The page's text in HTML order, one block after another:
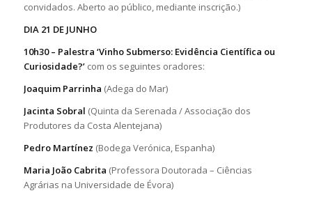
convidados. Aberto ao público, mediante inscrição.)
DIA 21 DE JUNHO
10h30 – Palestra ‘Vinho Submerso: Evidência Científica ou
Curiosidade?’com os seguintes oradores:
Joaquim Parrinha (Adega do Mar)
Jacinta Sobral (Quinta da Serenada / Associação dos
Produtores da Costa Alentejana)
Pedro Martínez (Bodega Verónica, Espanha)
Maria João Cabrita (Professora Doutorada – Ciências
Agrárias na Universidade de Évora)